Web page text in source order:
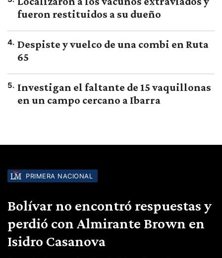
fueron restituidos a su dueño
4. Despiste y vuelco de una combi en Ruta
65
5. Investigan el faltante de 15 vaquillonas
en un campo cercano a Ibarra
PRIMERA NACIONAL
Bolívar no encontró respuestas y
perdió con Almirante Brown en
Isidro Casanova